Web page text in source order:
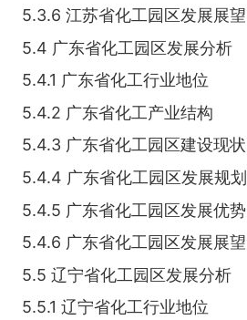
5.3.6 江苏省化工园区发展展望
5.4 广东省化工园区发展分析
5.4.1 广东省化工行业地位
5.4.2 广东省化工产业结构
5.4.3 广东省化工园区建设现状
5.4.4 广东省化工园区发展规划
5.4.5 广东省化工园区发展优势
5.4.6 广东省化工园区发展展望
5.5 辽宁省化工园区发展分析
5.5.1 辽宁省化工行业地位